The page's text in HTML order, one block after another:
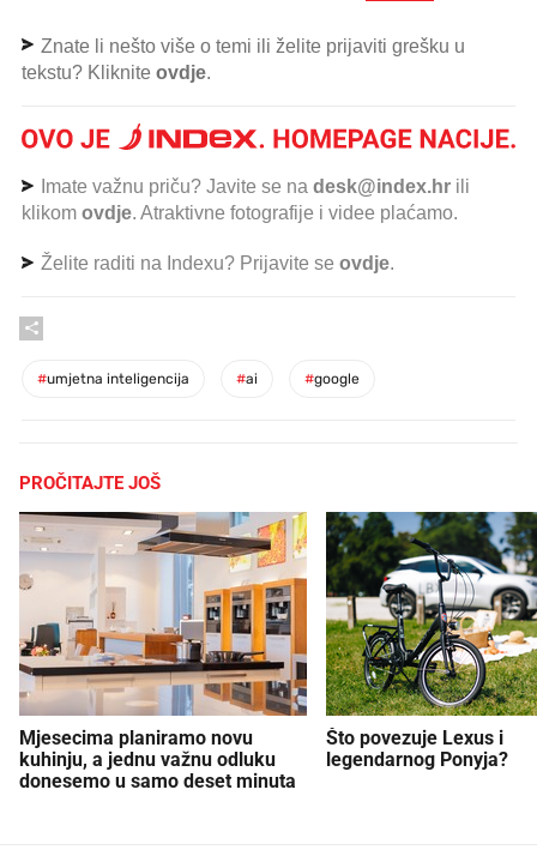
Znate li nešto više o temi ili želite prijaviti grešku u
tekstu? Kliknite ovdje.
Imate važnu priču? Javite se na desk@index.hr ili
klikom ovdje. Atraktivne fotografije i videe plaćamo.
Želite raditi na Indexu? Prijavite se ovdje.
#umjetna inteligencija #ai #google
PROČITAJTE JOŠ
Mjesecima planiramo novu
kuhinju, a jednu važnu odluku
donesemo u samo deset minuta
Što povezuje Lexus i
legendarnog Ponyja?